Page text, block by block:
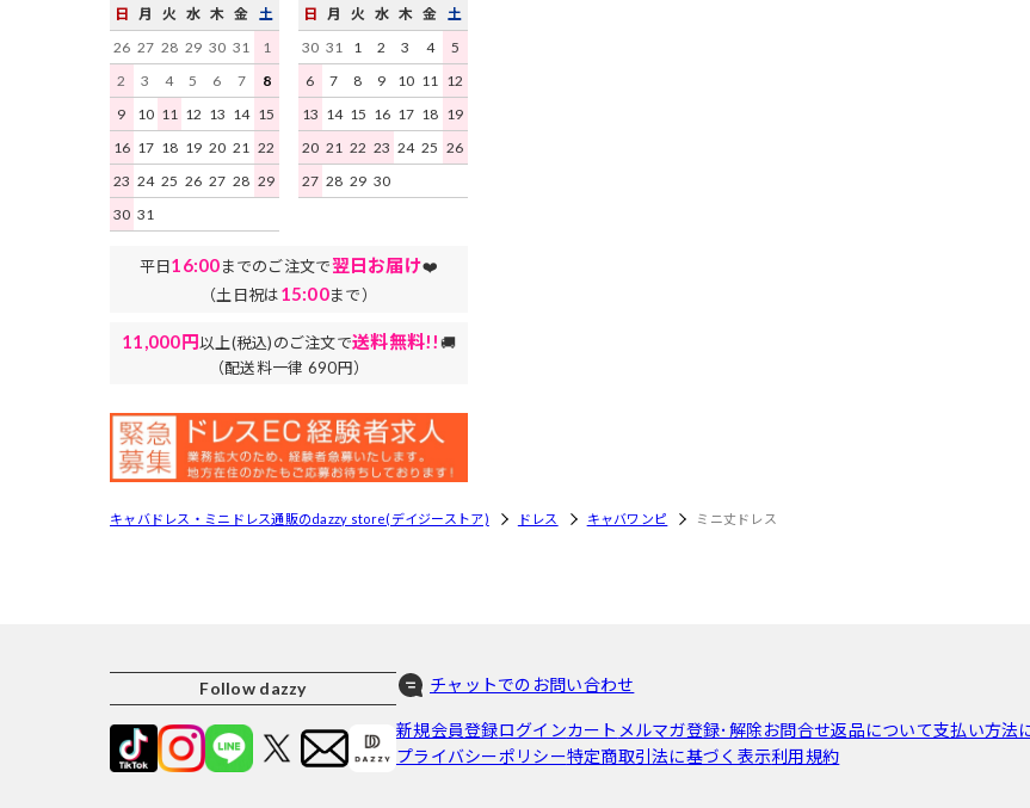
日 月 火 水 木 金
土
26 27 28 29 30 31
1
2
3 4 5 6 7
8
9
10 11 12 13 14 15
16 17 18 19 20 21
22
23 24 25 26 27 28 29
30 31
日 月 火 水 木 金
土
30 31 1 2 3 4
5
6
7 8 9 10 11
12
13 14 15 16 17 18 19
20 21 22 23 24 25 26
27 28 29 30
平日16:00までのご注文で翌日お届け❤️
（土日祝は15:00まで）
11,000円以上(税込)のご注文で送料無料!!🚚
（配送料一律 690円）
キャバドレス・ミニドレス通販のdazzy store(デイジーストア) ドレス キャバワンピ ミニ丈ドレス
Follow dazzy チャットでのお問い合わせ
新規会員登録ログインカート メルマガ登録･解除お問合せ返品について支払い方法
プライバシーポリシー特定商取引法に基づく表示利用規約